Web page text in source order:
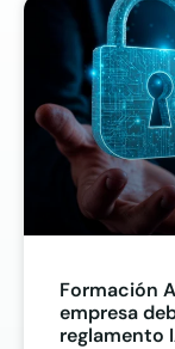
Formación
empresa
reglamento